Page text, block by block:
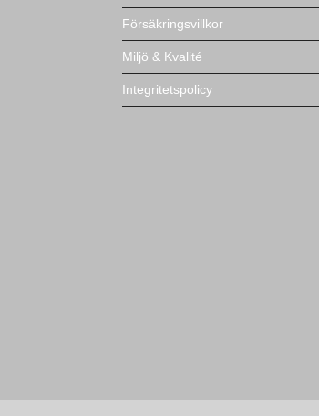
Försäkringsvillkor
Miljö & Kvalité
Integritetspolicy